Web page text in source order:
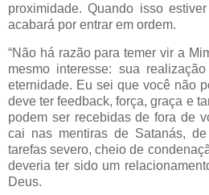
proximidade. Quando isso
acabará por entrar em ordem.
“Não há razão para temer vir a
mesmo interesse: sua
eternidade. Eu sei que você não
deve ter feedback, força, graça e
podem ser recebidas de fora de
cai nas mentiras de Satanás,
tarefas severo, cheio de
deveria ter sido um
Deus.